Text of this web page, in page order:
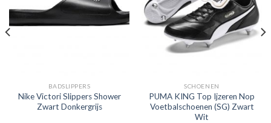
BADSLIPPERS
Nike Victori Slippers Shower
Zwart Donkergrijs
SCHOENEN
PUMA KING Top Ijzeren Nop
Voetbalschoenen (SG) Zwart
Wit